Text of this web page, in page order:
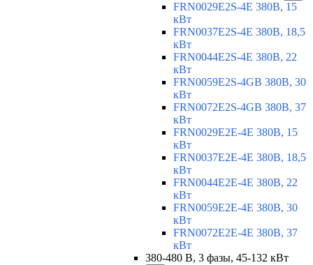
FRN0029E2S-4E 380В, 15
кВт
FRN0037E2S-4E 380В, 18,5
кВт
FRN0044E2S-4E 380В, 22
кВт
FRN0059E2S-4GB 380В, 30
кВт
FRN0072E2S-4GB 380В, 37
кВт
FRN0029E2E-4E 380В, 15
кВт
FRN0037E2E-4E 380В, 18,5
кВт
FRN0044E2E-4E 380В, 22
кВт
FRN0059E2E-4E 380В, 30
кВт
FRN0072E2E-4E 380В, 37
кВт
380-480 В, 3 фазы, 45-132 кВт